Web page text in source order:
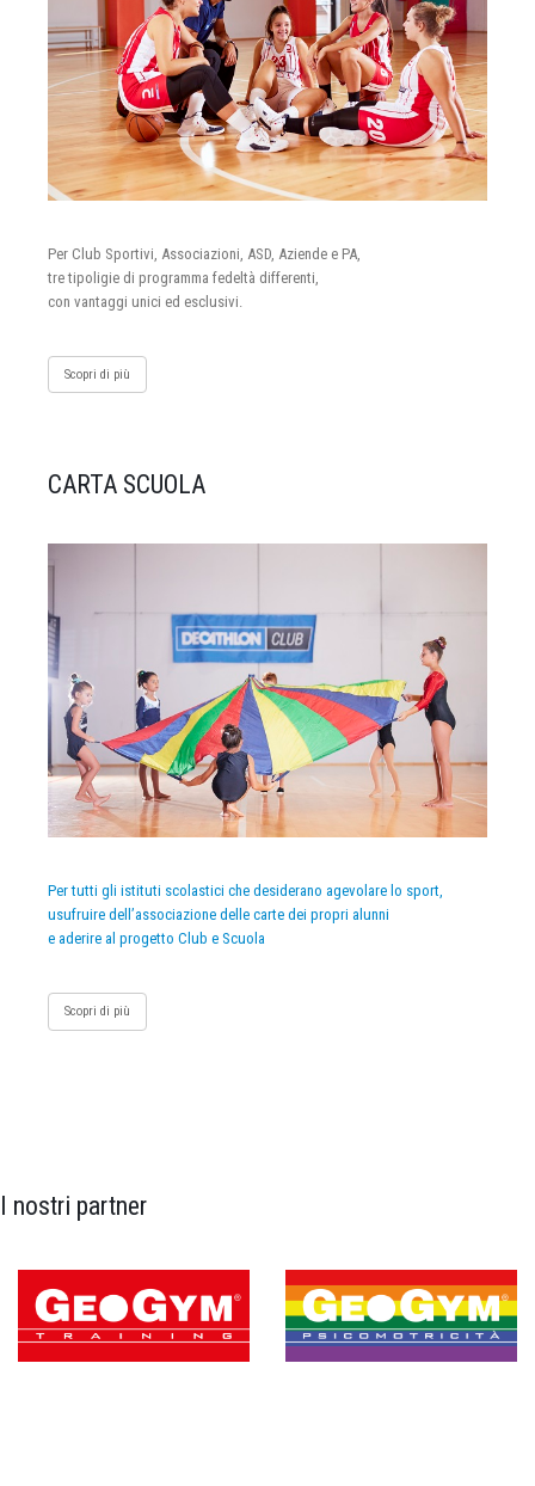
Per Club Sportivi, Associazioni, ASD, Aziende e PA,
tre tipoligie di programma fedeltà differenti,
con vantaggi unici ed esclusivi.
Scopri di più
CARTA SCUOLA
Per tutti gli istituti scolastici che desiderano agevolare lo sport,
usufruire dell’associazione delle carte dei propri alunni
e aderire al progetto Club e Scuola
Scopri di più
I nostri partner